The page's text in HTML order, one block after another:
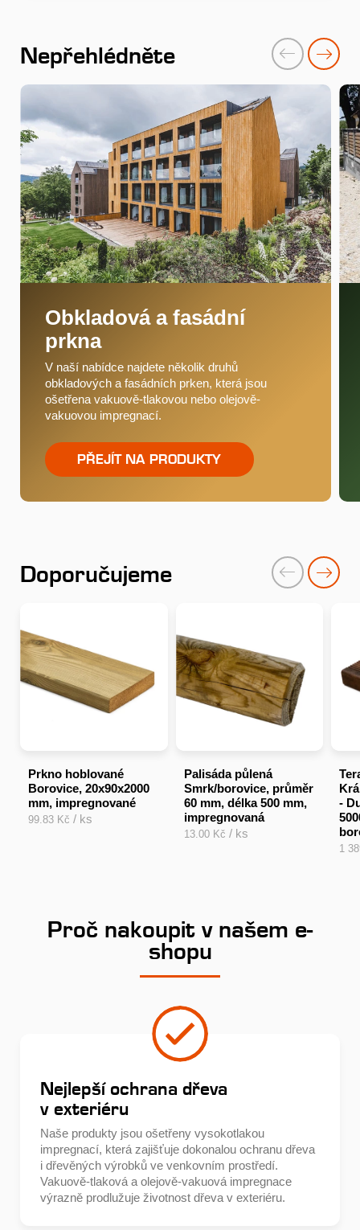
Nepřehlédněte
Obkladová a fasádní
prkna
V naší nabídce najdete několik druhů
obkladových a fasádních prken, která jsou
ošetřena vakuově-tlakovou nebo olejově-
vakuovou impregnací.
PŘEJÍT NA PRODUKTY
Doporučujeme
Prkno hoblované
Borovice, 20x90x2000
mm, impregnované
99.83 Kč / ks
Palisáda půlená
Smrk/borovice, průměr
60 mm, délka 500 mm,
impregnovaná
13.00 Kč / ks
-
1
Proč nakoupit v našem e-
shopu
Nejlepší ochrana dřeva
v exteriéru
Naše produkty jsou ošetřeny vysokotlakou
impregnací, která zajišťuje dokonalou ochranu dřeva
i dřevěných výrobků ve venkovním prostředí.
Vakuově-tlaková a olejově-vakuová impregnace
výrazně prodlužuje životnost dřeva v exteriéru.